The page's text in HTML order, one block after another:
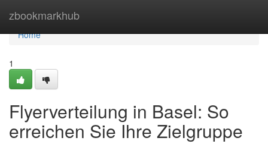
zbookmarkhub
Home
Home
1
Flyerverteilung in Basel: So
erreichen Sie Ihre Zielgruppe